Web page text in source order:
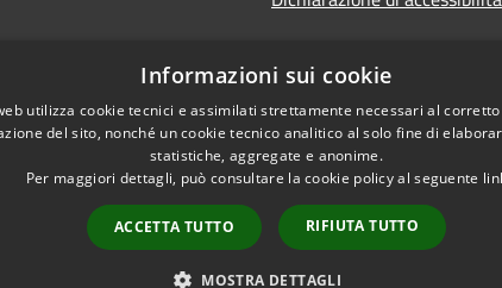
Newsletter Copyright © 2026 •
Informazioni sui cookie
utilizza cookie tecnici e assimilati strettamente necessari al
del sito, nonché un cookie tecnico analitico al solo fine di
statistiche, aggregate e anonime.
Per maggiori dettagli, può consultare la cookie policy al seguente
ACCETTA TUTTO RIFIUTA TUTTO
MOSTRA DETTAGLI